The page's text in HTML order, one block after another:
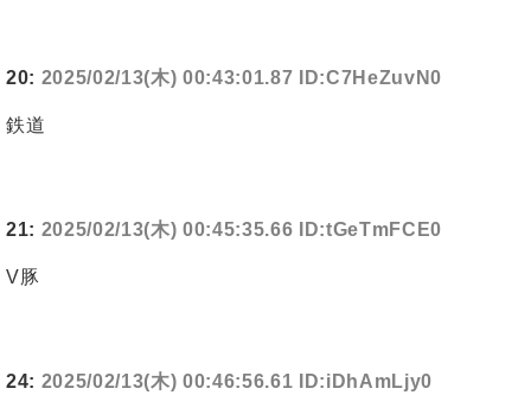
20: 2025/02/13(木) 00:43:01.87 ID:C7HeZuvN0
鉄道
21: 2025/02/13(木) 00:45:35.66 ID:tGeTmFCE0
V豚
24: 2025/02/13(木) 00:46:56.61 ID:iDhAmLjy0